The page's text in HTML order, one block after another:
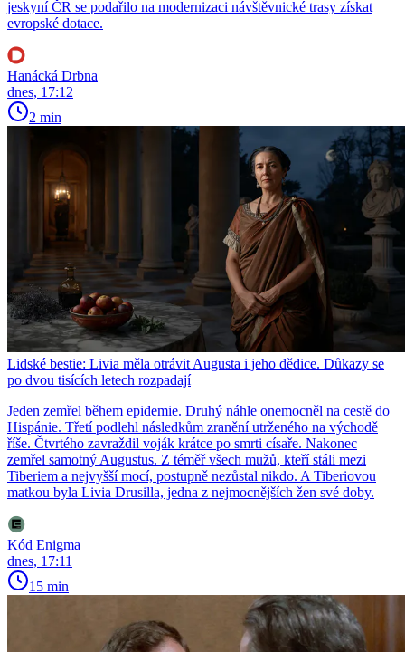
jeskyní ČR se podařilo na modernizaci návštěvnické trasy získat
evropské dotace.
Hanácká Drbna
dnes, 17:12
2 min
Lidské bestie: Livia měla otrávit Augusta i jeho dědice. Důkazy se
po dvou tisících letech rozpadají
Jeden zemřel během epidemie. Druhý náhle onemocněl na cestě do
Hispánie. Třetí podlehl následkům zranění utrženého na východě
říše. Čtvrtého zavraždil voják krátce po smrti císaře. Nakonec
zemřel samotný Augustus. Z téměř všech mužů, kteří stáli mezi
Tiberiem a nejvyšší mocí, postupně nezůstal nikdo. A Tiberiovou
matkou byla Livia Drusilla, jedna z nejmocnějších žen své doby.
Kód Enigma
dnes, 17:11
15 min